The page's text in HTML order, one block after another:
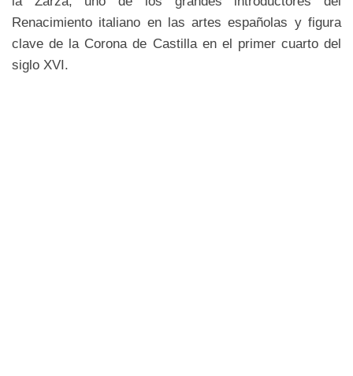
Renacimiento italiano en las artes españolas y figura
clave de la Corona de Castilla en el primer cuarto del
siglo XVI.